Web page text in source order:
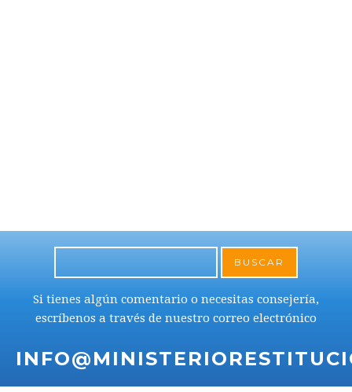
BUSCAR
Si tienes algún comentario o necesitas consejería,
escríbenos a través de nuestro correo electrónico